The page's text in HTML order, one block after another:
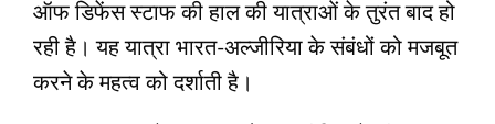
ऑफ डिफेंस स्टाफ की हाल की यात्राओं के तुरंत बाद हो
रही है। यह यात्रा भारत-अल्जीरिया के संबंधों को मजबूत
करने के महत्व को दर्शाती है।